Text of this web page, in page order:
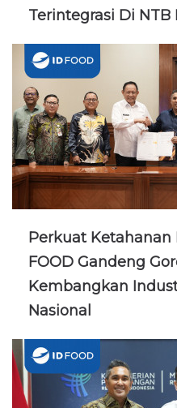
Terintegrasi Di
Perkuat Ketahanan
FOOD Gandeng
Kembangkan
Nasional